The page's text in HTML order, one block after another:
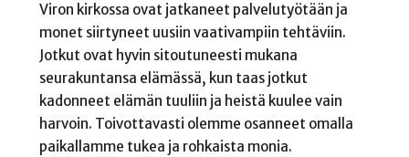
Viron kirkossa ovat jatkaneet palvelutyötään ja
monet siirtyneet uusiin vaativampiin tehtäviin.
Jotkut ovat hyvin sitoutuneesti mukana
seurakuntansa elämässä, kun taas jotkut
kadonneet elämän tuuliin ja heistä kuulee vain
harvoin. Toivottavasti olemme osanneet omalla
paikallamme tukea ja rohkaista monia.